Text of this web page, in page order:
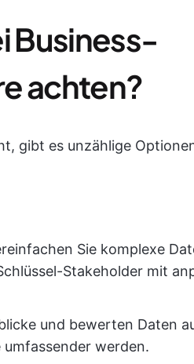
Business-
achten?
gibt es unzählige
Sie komplexe
Stakeholder mit
und bewerten Daten
werden.